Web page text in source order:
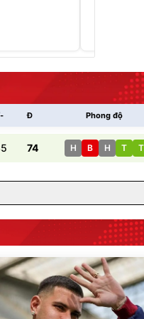
Đ Phong độ
74 H B H T T